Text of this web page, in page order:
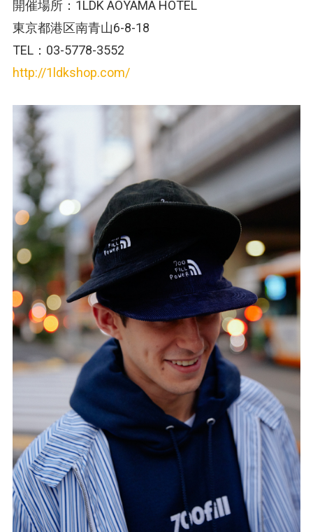
開催場所：1LDK AOYAMA HOTEL
東京都港区南青山6-8-18
TEL：03-5778-3552
http://1ldkshop.com/